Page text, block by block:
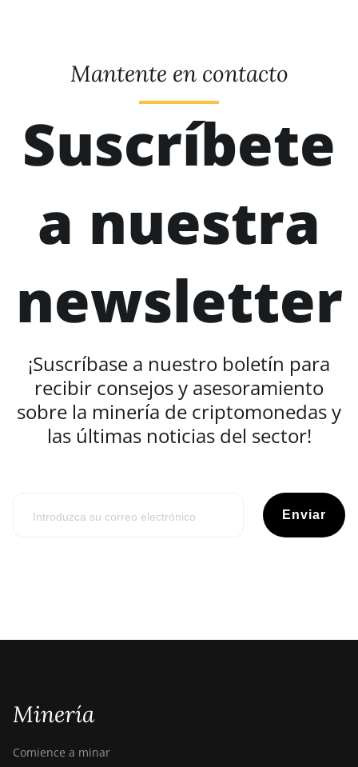
Mantente en contacto
Suscríbete
a nuestra
newsletter
¡Suscríbase a nuestro boletín para
recibir consejos y asesoramiento
sobre la minería de criptomonedas y
las últimas noticias del sector!
Enviar
Minería
Comience a minar